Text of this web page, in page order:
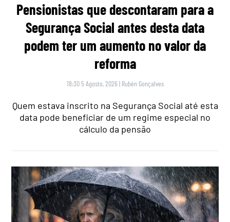
Pensionistas que descontaram para a
Segurança Social antes desta data
podem ter um aumento no valor da
reforma
18:30 5 Agosto, 2026 | Rubén Gonçalves
Quem estava inscrito na Segurança Social até esta
data pode beneficiar de um regime especial no
cálculo da pensão